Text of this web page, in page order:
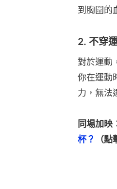
到胸圍的
2. 不穿
對於運動
你在運動
力，無法
同場加映
杯？
（